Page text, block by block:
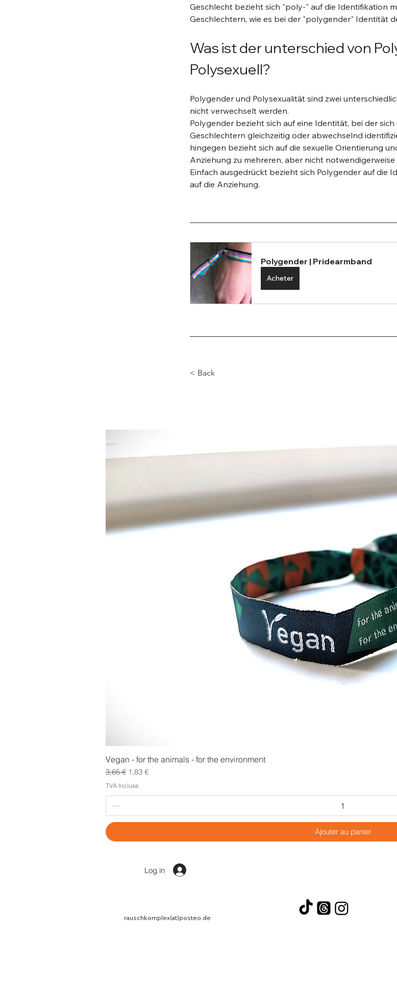
Geschlecht bezieht sich "poly-" auf die Identifikation
Geschlechtern, wie es bei der "polygender" Identität
Was ist der unterschied von
Polysexuell?
Polygender und Polysexualität sind zwei
nicht verwechselt werden.
Polygender bezieht sich auf eine Identität, bei der
Geschlechtern gleichzeitig oder abwechselnd
hingegen bezieht sich auf die sexuelle Orientierung
Anziehung zu mehreren, aber nicht
Einfach ausgedrückt bezieht sich Polygender auf die
auf die Anziehung.
Polygender | Pridearmband
Acheter
< Back
Vegan - for the animals - for the environment
Prix original
3,65 € Prix promotionnel
1,83 €
TVA Incluse
Ajouter au panier
Log in
rauschkomplex(at)posteo.de